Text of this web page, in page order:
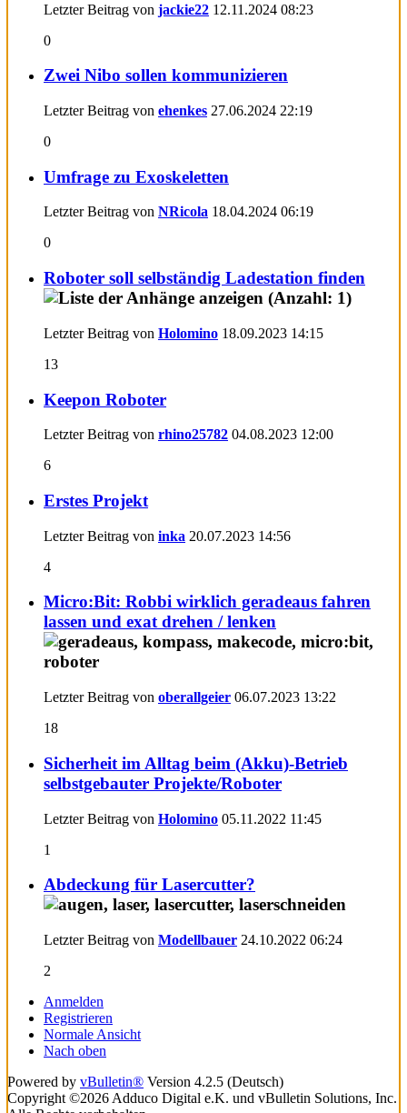
Letzter Beitrag von jackie22 12.11.2024 08:23
0
Zwei Nibo sollen kommunizieren
Letzter Beitrag von ehenkes 27.06.2024 22:19
0
Umfrage zu Exoskeletten
Letzter Beitrag von NRicola 18.04.2024 06:19
0
Roboter soll selbständig Ladestation finden
Letzter Beitrag von Holomino 18.09.2023 14:15
13
Keepon Roboter
Letzter Beitrag von rhino25782 04.08.2023 12:00
6
Erstes Projekt
Letzter Beitrag von inka 20.07.2023 14:56
4
Micro:Bit: Robbi wirklich geradeaus fahren
lassen und exat drehen / lenken
Letzter Beitrag von oberallgeier 06.07.2023 13:22
18
Sicherheit im Alltag beim (Akku)-Betrieb
selbstgebauter Projekte/Roboter
Letzter Beitrag von Holomino 05.11.2022 11:45
1
Abdeckung für Lasercutter?
Letzter Beitrag von Modellbauer 24.10.2022 06:24
2
Anmelden
Registrieren
Normale Ansicht
Nach oben
Powered by vBulletin® Version 4.2.5 (Deutsch)
Copyright ©2026 Adduco Digital e.K. und vBulletin Solutions, Inc.